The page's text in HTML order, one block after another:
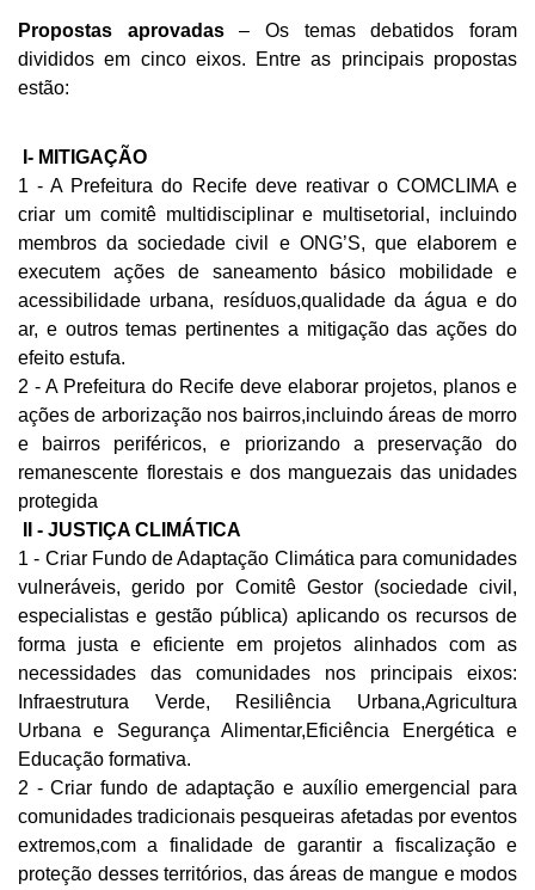
Propostas aprovadas – Os temas debatidos foram
divididos em cinco eixos. Entre as principais propostas
estão:
I- MITIGAÇÃO
1 - A Prefeitura do Recife deve reativar o COMCLIMA e
criar um comitê multidisciplinar e multisetorial, incluindo
membros da sociedade civil e ONG’S, que elaborem e
executem ações de saneamento básico mobilidade e
acessibilidade urbana, resíduos,qualidade da água e do
ar, e outros temas pertinentes a mitigação das ações do
efeito estufa.
2 - A Prefeitura do Recife deve elaborar projetos, planos e
ações de arborização nos bairros,incluindo áreas de morro
e bairros periféricos, e priorizando a preservação do
remanescente florestais e dos manguezais das unidades
protegida
II - JUSTIÇA CLIMÁTICA
1 - Criar Fundo de Adaptação Climática para comunidades
vulneráveis, gerido por Comitê Gestor (sociedade civil,
especialistas e gestão pública) aplicando os recursos de
forma justa e eficiente em projetos alinhados com as
necessidades das comunidades nos principais eixos:
Infraestrutura Verde, Resiliência Urbana,Agricultura
Urbana e Segurança Alimentar,Eficiência Energética e
Educação formativa.
2 - Criar fundo de adaptação e auxílio emergencial para
comunidades tradicionais pesqueiras afetadas por eventos
extremos,com a finalidade de garantir a fiscalização e
proteção desses territórios, das áreas de mangue e modos